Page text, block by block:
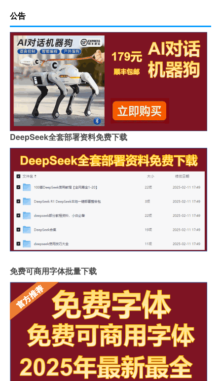
公告
DeepSeek全套部署资料免费下载
免费可商用字体批量下载